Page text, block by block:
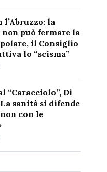
l’Abruzzo: la
può fermare la
il Consiglio
lo “scisma”
“Caracciolo”, Di
sanità si difende
con le